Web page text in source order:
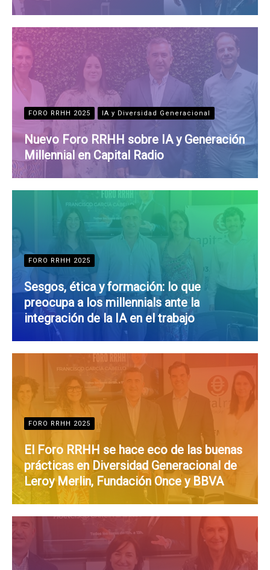
FORO RRHH 2025 IA y Diversidad Generacional
Nuevo Foro RRHH sobre IA y Generación
Millennial en Capital Radio
FORO RRHH 2025
Sesgos, ética y formación: lo que
preocupa a los millennials ante la
integración de la IA en el trabajo
FORO RRHH 2025
El Foro RRHH se hace eco de las buenas
prácticas en Diversidad Generacional de
Leroy Merlin, Fundación Once y BBVA